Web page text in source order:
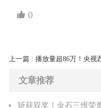
0
上一篇 : 播放量超86万！央
文章推荐
斩获双奖！金石三维荣膺2025